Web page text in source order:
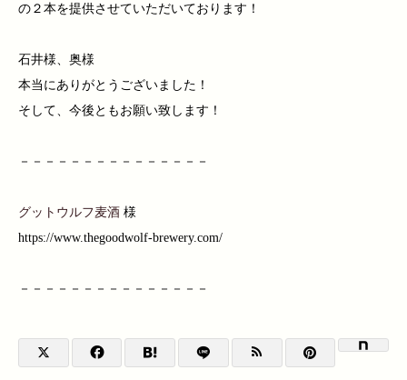
の２本を提供させていただいております！
石井様、奥様
本当にありがとうございました！
そして、今後ともお願い致します！
－－－－－－－－－－－－－－－
グットウルフ麦酒 様
https://www.thegoodwolf-brewery.com/
－－－－－－－－－－－－－－－